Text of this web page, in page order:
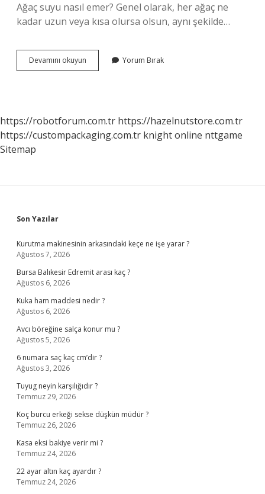
Ağaç suyu nasıl emer? Genel olarak, her ağaç ne
kadar uzun veya kısa olursa olsun, aynı şekilde…
Devamını okuyun
Ve
Yorum Bırak
https://robotforum.com.tr https://hazelnutstore.com.tr
https://custompackaging.com.tr knight online nttgame
Sitemap
Sidebar
Son Yazılar
Kurutma makinesinin arkasındaki keçe ne işe yarar ?
Ağustos 7, 2026
Bursa Balıkesir Edremit arası kaç ?
Ağustos 6, 2026
Kuka ham maddesi nedir ?
Ağustos 6, 2026
Avcı böreğine salça konur mu ?
Ağustos 5, 2026
6 numara saç kaç cm’dir ?
Ağustos 3, 2026
Tuyug neyin karşılığıdır ?
Temmuz 29, 2026
Koç burcu erkeği sekse düşkün müdür ?
Temmuz 26, 2026
Kasa eksi bakiye verir mi ?
Temmuz 24, 2026
22 ayar altın kaç ayardır ?
Temmuz 24, 2026